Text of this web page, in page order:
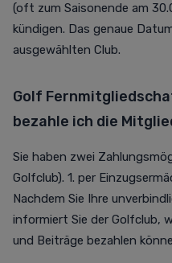
(oft zum Saisonende am
kündigen. Das genaue
ausgewählten Club.
Golf
bezahle ich die
Sie haben zwei
Golfclub). 1. per
Nachdem Sie Ihre
informiert Sie der Golfclub,
und Beiträge bezahlen